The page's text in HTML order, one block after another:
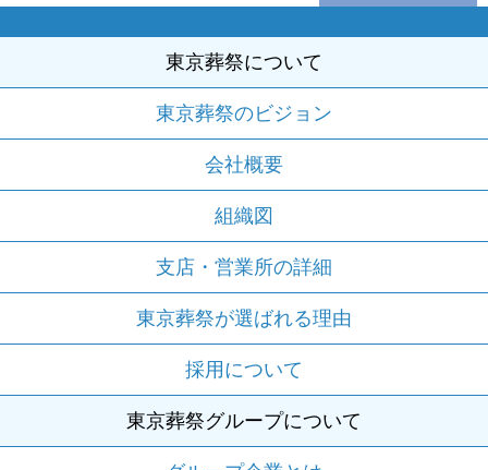
東京葬祭について
東京葬祭のビジョン
会社概要
組織図
支店・営業所の詳細
東京葬祭が選ばれる理由
採用について
東京葬祭グループについて